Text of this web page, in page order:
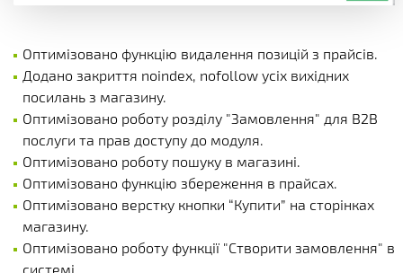
Оптимізовано функцію видалення позицій з прайсів.
Додано закриття noindex, nofollow усіх вихідних
посилань з магазину.
Оптимізовано роботу розділу "Замовлення" для B2B
послуги та прав доступу до модуля.
Оптимізовано роботу пошуку в магазині.
Оптимізовано функцію збереження в прайсах.
Оптимізовано верстку кнопки “Купити” на сторінках
магазину.
Оптимізовано роботу функції "Створити замовлення" в
системі.